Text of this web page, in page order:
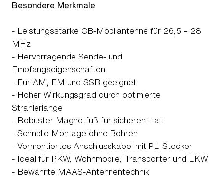
Besondere Merkmale
- Leistungsstarke CB-Mobilantenne für 26,5 – 28
MHz
- Hervorragende Sende- und
Empfangseigenschaften
- Für AM, FM und SSB geeignet
- Hoher Wirkungsgrad durch optimierte
Strahlerlänge
- Robuster Magnetfuß für sicheren Halt
- Schnelle Montage ohne Bohren
- Vormontiertes Anschlusskabel mit PL-Stecker
- Ideal für PKW, Wohnmobile, Transporter und LKW
- Bewährte MAAS-Antennentechnik